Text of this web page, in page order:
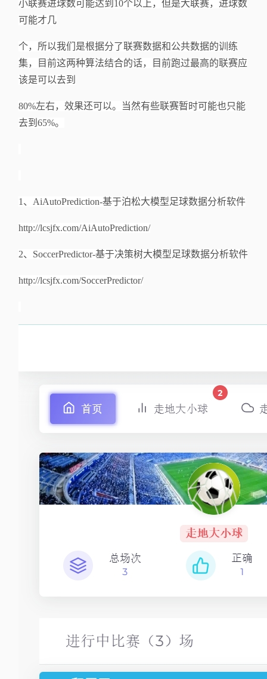
小联赛进球数可能达到 10个以上，但是大联赛，进球数
可能才几
个，所以我们是根据分了联赛数据和公共数据的训练
集，目前这两种算法结合的话，目前跑过最高的联赛应
该是可以去到
80%左右，效果还可以。当然有些联赛暂时可能也只能
去到65%。
1、 AiAutoPrediction-基于泊松大模型足球数据分析软件
http://lcsjfx.com/AiAutoPrediction/
2、 SoccerPredictor-基于决策树大模型足球数据分析软件
http://lcsjfx.com/SoccerPredictor/